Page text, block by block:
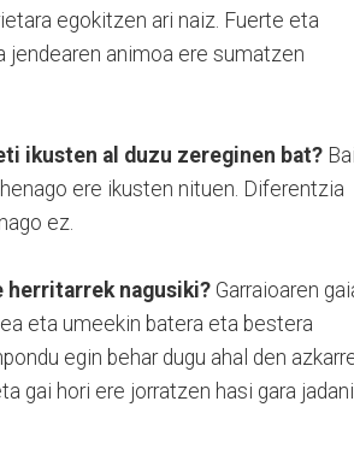
egokitzen ari naiz. Fuerte eta
jendearen animoa ere sumatzen
ikusten al duzu zereginen bat?
ere ikusten nituen. Diferentzia
ez.
herritarrek nagusiki? Garraioaren
eta umeekin batera eta bestera
egin behar dugu ahal den
gai hori ere jorratzen hasi gara